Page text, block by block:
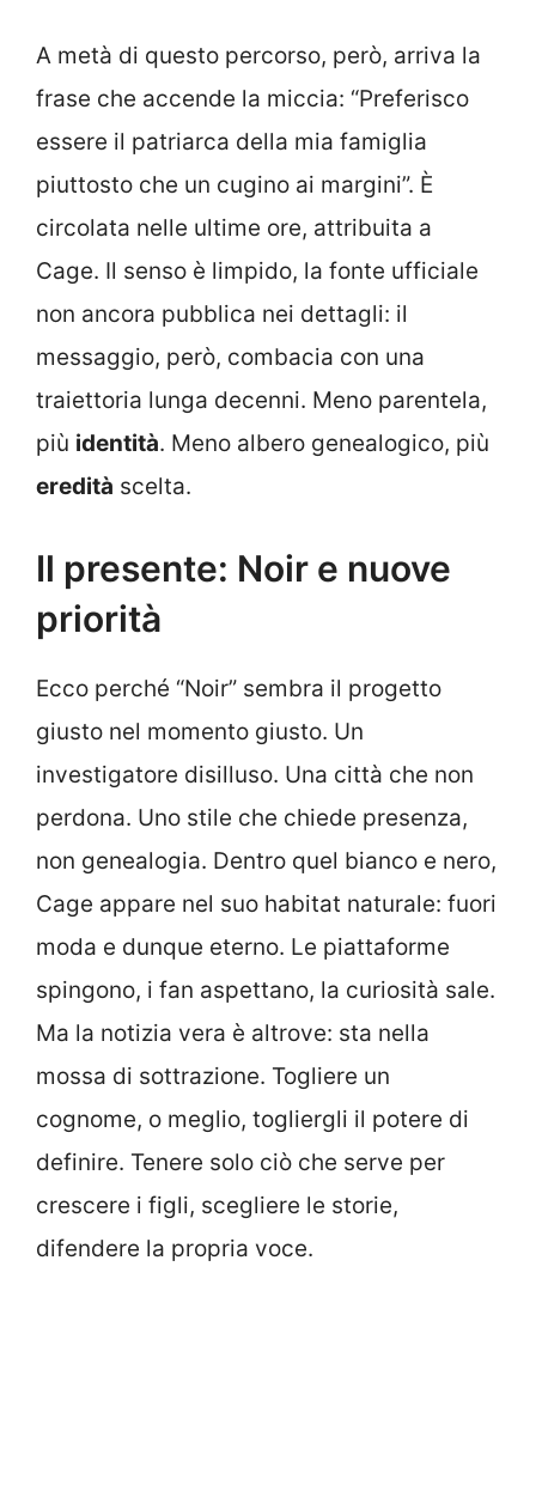
A metà di questo percorso, però, arriva la
frase che accende la miccia: “Preferisco
essere il patriarca della mia famiglia
piuttosto che un cugino ai margini”. È
circolata nelle ultime ore, attribuita a
Cage. Il senso è limpido, la fonte ufficiale
non ancora pubblica nei dettagli: il
messaggio, però, combacia con una
traiettoria lunga decenni. Meno parentela,
più identità. Meno albero genealogico, più
eredità scelta.
Il presente: Noir e nuove
priorità
Ecco perché “Noir” sembra il progetto
giusto nel momento giusto. Un
investigatore disilluso. Una città che non
perdona. Uno stile che chiede presenza,
non genealogia. Dentro quel bianco e nero,
Cage appare nel suo habitat naturale: fuori
moda e dunque eterno. Le piattaforme
spingono, i fan aspettano, la curiosità sale.
Ma la notizia vera è altrove: sta nella
mossa di sottrazione. Togliere un
cognome, o meglio, togliergli il potere di
definire. Tenere solo ciò che serve per
crescere i figli, scegliere le storie,
difendere la propria voce.